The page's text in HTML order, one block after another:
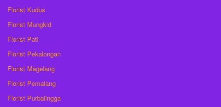
Florist Kudus
Florist Mungkid
Florist Pati
Florist Pekalongan
Florist Magelang
Florist Pemalang
Florist Purbalingga